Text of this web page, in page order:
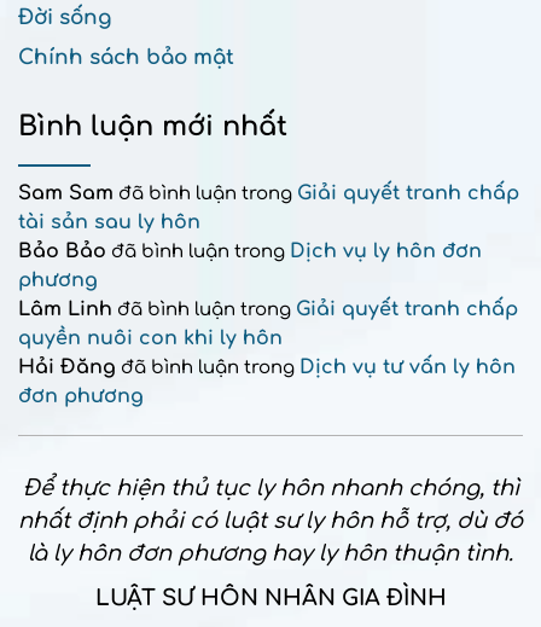
Đời sống
Chính sách bảo mật
Bình luận mới nhất
Sam Sam đã bình luận trong Giải quyết tranh chấp
tài sản sau ly hôn
Bảo Bảo đã bình luận trong Dịch vụ ly hôn đơn
phương
Lâm Linh đã bình luận trong Giải quyết tranh chấp
quyền nuôi con khi ly hôn
Hải Đăng đã bình luận trong Dịch vụ tư vấn ly hôn
đơn phương
Để thực hiện thủ tục ly hôn nhanh chóng, thì
nhất định phải có luật sư ly hôn hỗ trợ, dù đó
là ly hôn đơn phương hay ly hôn thuận tình.
LUẬT SƯ HÔN NHÂN GIA ĐÌNH